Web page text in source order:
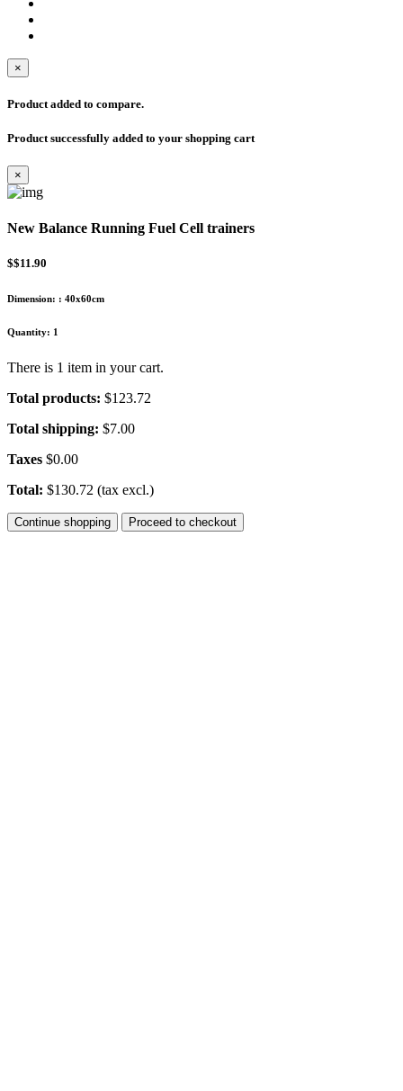
×
Product added to compare.
Product successfully added to your shopping cart
×
New Balance Running Fuel Cell trainers
$$11.90
Dimension: : 40x60cm
Quantity: 1
There is 1 item in your cart.
Total products: $123.72
Total shipping: $7.00
Taxes $0.00
Total: $130.72 (tax excl.)
Continue shopping Proceed to checkout